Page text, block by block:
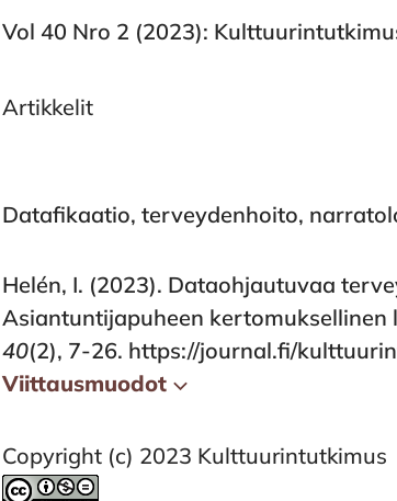
Vol 40 Nro 2 (2023):
Artikkelit
Datafikaatio, terveydenhoito,
Helén, I. (2023). Dataohjautuvaa
Asiantuntijapuheen kertomuksellinen
40(2), 7-26. https://journal.fi/
Viittausmuodot
Copyright (c) 2023 Kulttuurintutkimus